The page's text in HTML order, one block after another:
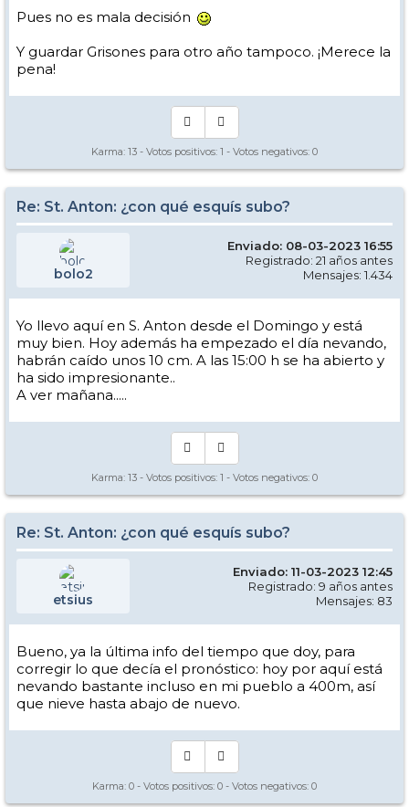
Pues no es mala decisión
Y guardar Grisones para otro año tampoco. ¡Merece la
pena!
Karma: 13 - Votos positivos: 1 - Votos negativos: 0
Re: St. Anton: ¿con qué esquís subo?
bolo2
Enviado: 08-03-2023 16:55
Registrado: 21 años antes
Mensajes: 1.434
Yo llevo aquí en S. Anton desde el Domingo y está
muy bien. Hoy además ha empezado el día nevando,
habrán caído unos 10 cm. A las 15:00 h se ha abierto y
ha sido impresionante..
A ver mañana.....
Karma: 13 - Votos positivos: 1 - Votos negativos: 0
Re: St. Anton: ¿con qué esquís subo?
etsius
Enviado: 11-03-2023 12:45
Registrado: 9 años antes
Mensajes: 83
Bueno, ya la última info del tiempo que doy, para
corregir lo que decía el pronóstico: hoy por aquí está
nevando bastante incluso en mi pueblo a 400m, así
que nieve hasta abajo de nuevo.
Karma: 0 - Votos positivos: 0 - Votos negativos: 0